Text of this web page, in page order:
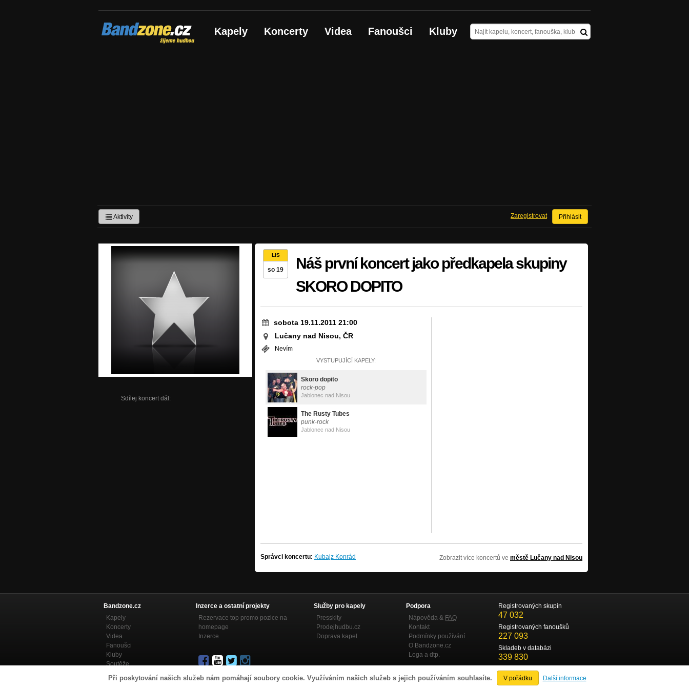
Při poskytování našich služeb nám pomáhají soubory cookie. Využíváním našich služeb s jejich používáním souhlasíte. V pořádku Další informace
Bandzone.cz
žijeme hudbou Kapely Koncerty Videa Fanoušci Kluby
Aktivity Přihlásit
Zaregistrovat
Sdílej koncert dál:
LIS
so 19
Náš první koncert jako předkapela skupiny
SKORO DOPITO
sobota 19.11.2011 21:00
Lučany nad Nisou, ČR
Nevím
VYSTUPUJÍCÍ KAPELY:
Skoro dopito
rock-pop
Jablonec nad Nisou
The Rusty Tubes
punk-rock
Jablonec nad Nisou
Správci koncertu: Kubajz Konrád Zobrazit více koncertů ve městě Lučany nad Nisou
Bandzone.cz
Kapely
Koncerty
Videa
Fanoušci
Kluby
Soutěže
Bandzone.cz blog
Inzerce a ostatní projekty
Rezervace top promo pozice na
homepage
Inzerce
Služby pro kapely
Presskity
Prodejhudbu.cz
Doprava kapel
Podpora
Nápověda & FAQ
Kontakt
Podmínky používání
O Bandzone.cz
Loga a dtp.
Registrovaných skupin
47 032
Registrovaných fanoušků
227 093
Skladeb v databázi
339 830